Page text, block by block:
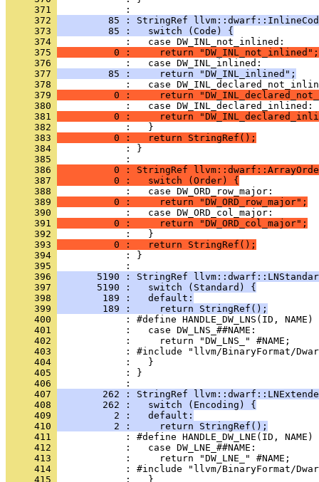
     371
     372
85 : StringRef
     373
         85 :   switch (Code) {
     374
     375
          0 :     return "DW_INL_not_inlined";
     376
     377
         85 :     return "DW_INL_inlined";
     378
     379
0 :     return
     380
     381
0 :     return
     382
     383
          0 :   return StringRef();
     384
            : }
     385
     386
0 : StringRef
     387
          0 :   switch (Order) {
     388
     389
          0 :     return "DW_ORD_row_major";
     390
     391
          0 :     return "DW_ORD_col_major";
     392
     393
          0 :   return StringRef();
     394
            : }
     395
     396
5190 : StringRef
     397
       5190 :   switch (Standard) {
     398
        189 :   default:
     399
        189 :     return StringRef();
     400
     401
     402
     403
     404
     405
            : }
     406
     407
262 : StringRef
     408
        262 :   switch (Encoding) {
     409
          2 :   default:
     410
          2 :     return StringRef();
     411
     412
     413
     414
     415